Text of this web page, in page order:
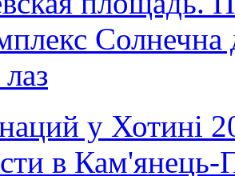
Солнечна
у Хотині
в Кам'янець-